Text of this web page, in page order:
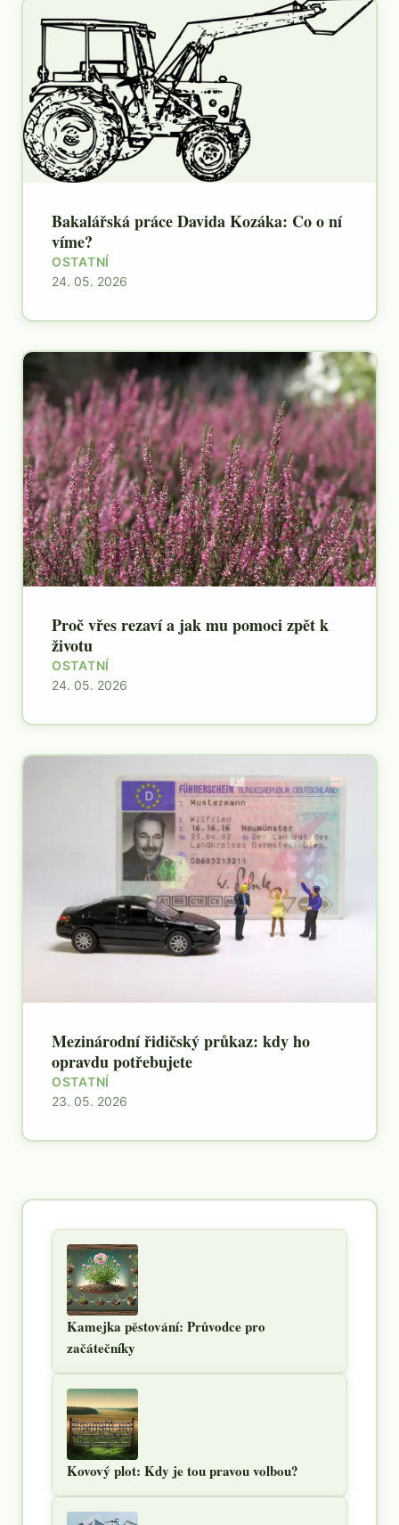
Bakalářská práce Davida Kozáka: Co o ní
víme?
OSTATNÍ
24. 05. 2026
Proč vřes rezaví a jak mu pomoci zpět k
životu
OSTATNÍ
24. 05. 2026
Mezinárodní řidičský průkaz: kdy ho
opravdu potřebujete
OSTATNÍ
23. 05. 2026
Kamejka pěstování: Průvodce pro
začátečníky
Kovový plot: Kdy je tou pravou volbou?